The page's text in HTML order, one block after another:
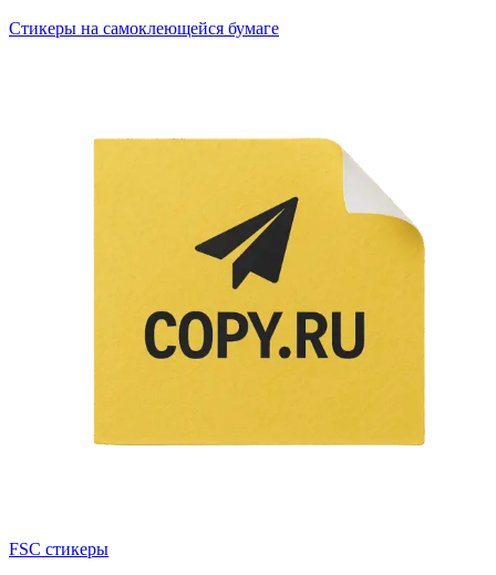
Стикеры на самоклеющейся бумаге
FSC стикеры